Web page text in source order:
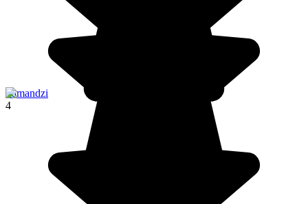
Pamandzi
4